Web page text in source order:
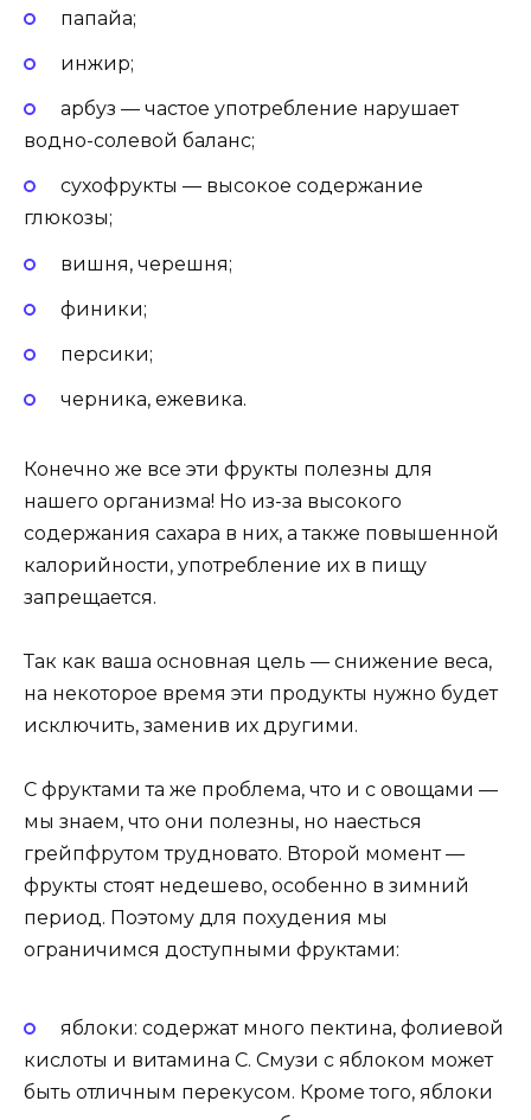
папайа;
инжир;
арбуз — частое употребление нарушает
водно-солевой баланс;
сухофрукты — высокое содержание
глюкозы;
вишня, черешня;
финики;
персики;
черника, ежевика.
Конечно же все эти фрукты полезны для
нашего организма! Но из-за высокого
содержания сахара в них, а также повышенной
калорийности, употребление их в пищу
запрещается.
Так как ваша основная цель — снижение веса,
на некоторое время эти продукты нужно будет
исключить, заменив их другими.
С фруктами та же проблема, что и с овощами —
мы знаем, что они полезны, но наесться
грейпфрутом трудновато. Второй момент —
фрукты стоят недешево, особенно в зимний
период. Поэтому для похудения мы
ограничимся доступными фруктами:
яблоки: содержат много пектина, фолиевой
кислоты и витамина С. Смузи с яблоком может
быть отличным перекусом. Кроме того, яблоки